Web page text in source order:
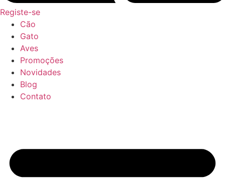
Registe-se
Cão
Gato
Aves
Promoções
Novidades
Blog
Contato